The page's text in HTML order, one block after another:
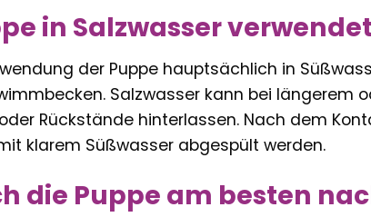
in Salzwasser
der Puppe hauptsächlich in
Salzwasser kann bei längerem
Rückstände hinterlassen. Nach dem
klarem Süßwasser abgespült werden.
die Puppe am besten